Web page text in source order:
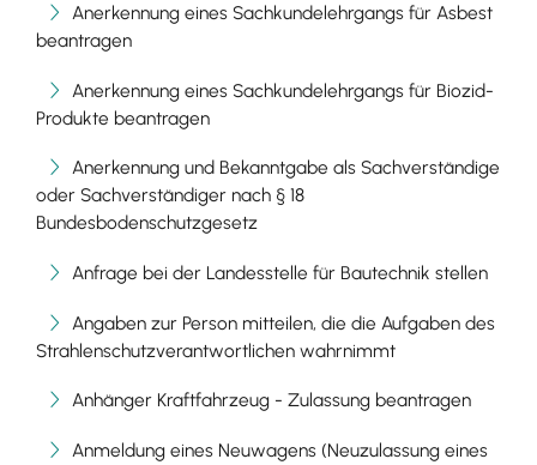
Anerkennung eines Sachkundelehrgangs für Asbest
beantragen
Anerkennung eines Sachkundelehrgangs für Biozid-
Produkte beantragen
Anerkennung und Bekanntgabe als Sachverständige
oder Sachverständiger nach § 18
Bundesbodenschutzgesetz
Anfrage bei der Landesstelle für Bautechnik stellen
Angaben zur Person mitteilen, die die Aufgaben des
Strahlenschutzverantwortlichen wahrnimmt
Anhänger Kraftfahrzeug - Zulassung beantragen
Anmeldung eines Neuwagens (Neuzulassung eines